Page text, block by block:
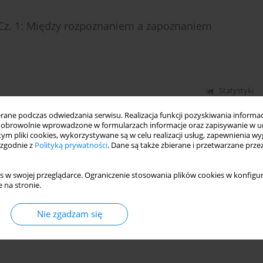
podczas odwiedzania serwisu. Realizacja funkcji pozyskiwania
wprowadzone w formularzach informacje oraz zapisywanie w
pliki cookies, wykorzystywane są w celu realizacji usług, zapewnienia
z Polityką prywatności. Dane są także zbierane i przetwarzane
w swojej przeglądarce. Ograniczenie stosowania plików cookies w
na stronie.
Nie zgadzam się
1: Między rozpoznaniem a zapoznaniem
Statystyki
2: Uzgadnianie czy uznanie?